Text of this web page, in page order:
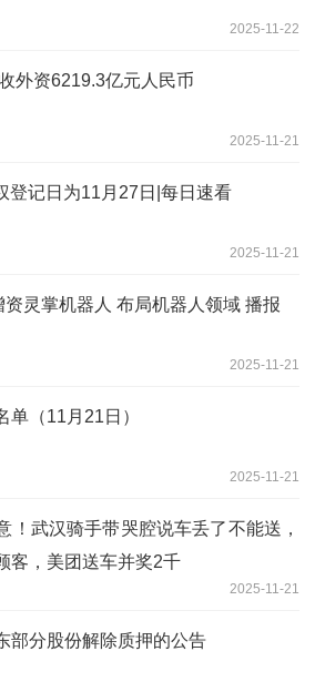
2025-11-22
外资6219.3亿元人民币
2025-11-21
登记日为11月27日|每日速看
2025-11-21
灵掌机器人 布局机器人领域 播报
2025-11-21
单（11月21日）
2025-11-21
！武汉骑手带哭腔说车丢了不能送，
客，美团送车并奖2千
2025-11-21
部分股份解除质押的公告